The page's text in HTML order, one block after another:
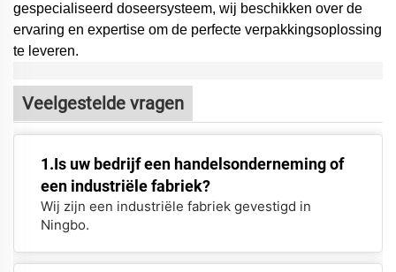
gespecialiseerd doseersysteem, wij beschikken over de
ervaring en expertise om de perfecte verpakkingsoplossing
te leveren.
Veelgestelde vragen
1.Is uw bedrijf een handelsonderneming of
een industriële fabriek?
Wij zijn een industriële fabriek gevestigd in
Ningbo.